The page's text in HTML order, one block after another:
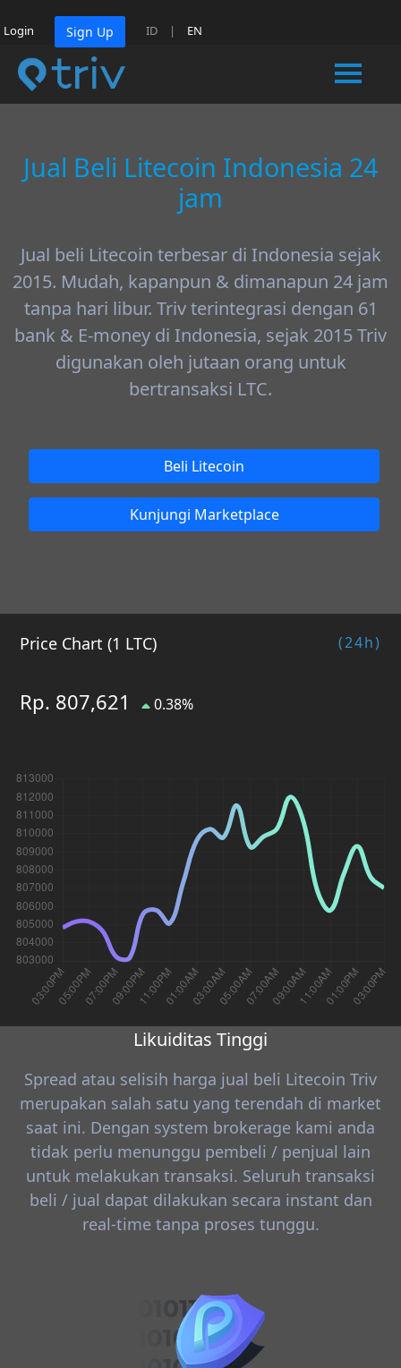
Login Sign Up ID | EN
Jual Beli Litecoin Indonesia 24
jam
Jual beli Litecoin terbesar di Indonesia sejak
2015. Mudah, kapanpun & dimanapun 24 jam
tanpa hari libur. Triv terintegrasi dengan 61
bank & E-money di Indonesia, sejak 2015 Triv
digunakan oleh jutaan orang untuk
bertransaksi LTC.
Beli Litecoin
Kunjungi Marketplace
Price Chart (1 LTC)
Rp. 807,621 0.38%
(24h)
Likuiditas Tinggi
Spread atau selisih harga jual beli Litecoin Triv
merupakan salah satu yang terendah di market
saat ini. Dengan system brokerage kami anda
tidak perlu menunggu pembeli / penjual lain
untuk melakukan transaksi. Seluruh transaksi
beli / jual dapat dilakukan secara instant dan
real-time tanpa proses tunggu.